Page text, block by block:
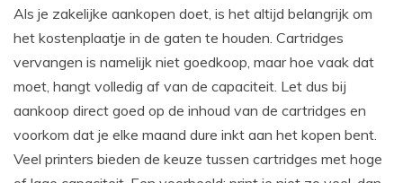
Als je zakelijke aankopen doet, is het altijd belangrijk om
het kostenplaatje in de gaten te houden. Cartridges
vervangen is namelijk niet goedkoop, maar hoe vaak dat
moet, hangt volledig af van de capaciteit. Let dus bij
aankoop direct goed op de inhoud van de cartridges en
voorkom dat je elke maand dure inkt aan het kopen bent.
Veel printers bieden de keuze tussen cartridges met hoge